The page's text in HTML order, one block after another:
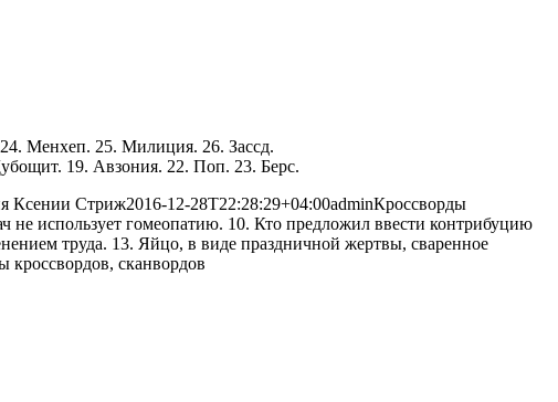
Менхеп. 25. Милиция. 26. Зассд.
19. Авзония. 22. Поп. 23. Берс.
Ксении Стриж2016-12-28T22:28:29+04:00adminКроссворды
использует гомеопатию. 10. Кто предложил ввести контрибуцию
труда. 13. Яйцо, в виде праздничной жертвы, сваренное